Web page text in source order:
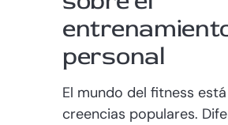
personal
El mundo del fitness
creencias populares.